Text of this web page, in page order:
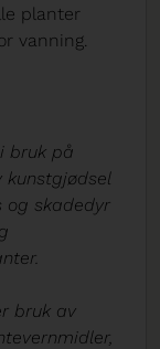
planter
vanning.
bruk på
kunstgjødsel
og skadedyr
bruk av